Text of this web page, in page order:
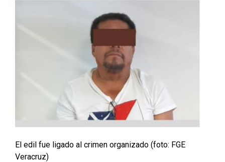
El edil fue ligado al crimen organizado (foto: FGE
Veracruz)